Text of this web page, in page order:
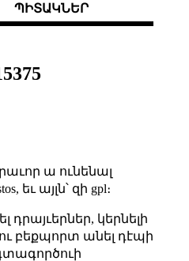
ՊԻՏԱԿՆԵՐ
ա ունենալ
եւ այլն՝ զի gpl։
դրայւերներ, կերնելի
բեքպորտ անել դէպի